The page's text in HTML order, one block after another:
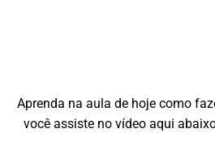
Aprenda na aula de hoje como
você assiste no vídeo aqui